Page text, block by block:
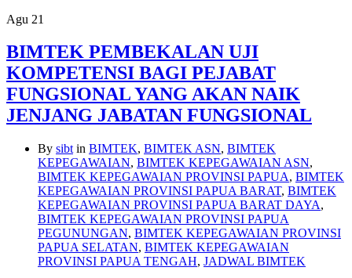
Agu 21
BIMTEK PEMBEKALAN UJI
KOMPETENSI BAGI PEJABAT
FUNGSIONAL YANG AKAN NAIK
JENJANG JABATAN FUNGSIONAL
By sibt in BIMTEK, BIMTEK ASN, BIMTEK
KEPEGAWAIAN, BIMTEK KEPEGAWAIAN ASN,
BIMTEK KEPEGAWAIAN PROVINSI PAPUA, BIMTEK
KEPEGAWAIAN PROVINSI PAPUA BARAT, BIMTEK
KEPEGAWAIAN PROVINSI PAPUA BARAT DAYA,
BIMTEK KEPEGAWAIAN PROVINSI PAPUA
PEGUNUNGAN, BIMTEK KEPEGAWAIAN PROVINSI
PAPUA SELATAN, BIMTEK KEPEGAWAIAN
PROVINSI PAPUA TENGAH, JADWAL BIMTEK